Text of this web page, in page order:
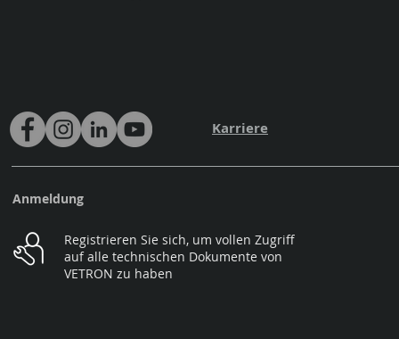
Karriere
Anmeldung
Registrieren Sie sich, um vollen Zugriff
auf alle technischen Dokumente von
VETRON zu haben